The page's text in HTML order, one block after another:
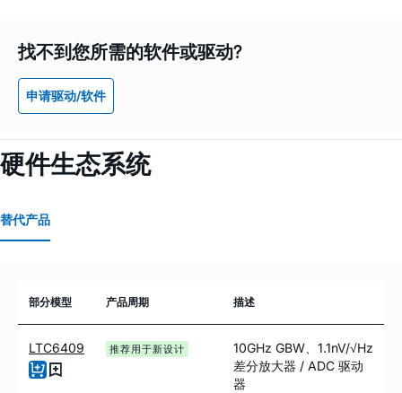
找不到您所需的软件或驱动?
申请驱动/软件
硬件生态系统
替代产品
部分模型 产品周期 描述
LTC6409 推荐用于新设计
10GHz GBW、1.1nV/√Hz
差分放大器 / ADC 驱动
器